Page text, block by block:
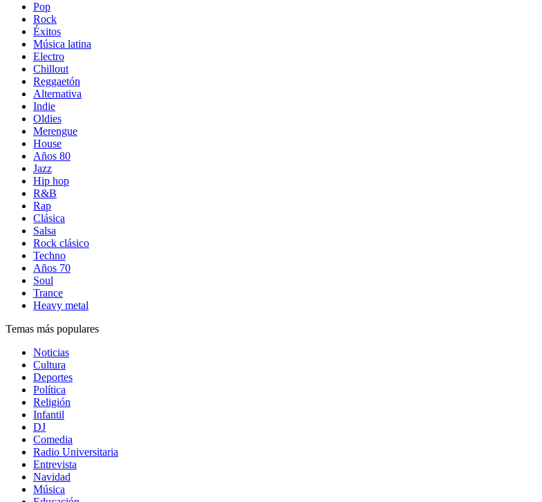
Pop
Rock
Éxitos
Música latina
Electro
Chillout
Reggaetón
Alternativa
Indie
Oldies
Merengue
House
Años 80
Jazz
Hip hop
R&B
Rap
Clásica
Salsa
Rock clásico
Techno
Años 70
Soul
Trance
Heavy metal
Temas más populares
Noticias
Cultura
Deportes
Política
Religión
Infantil
DJ
Comedia
Radio Universitaria
Entrevista
Navidad
Música